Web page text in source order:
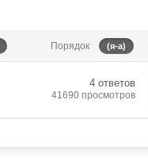
Порядок (я-а)
4 ответов
41690 просмотров